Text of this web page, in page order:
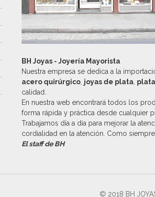
BH Joyas - Joyería Mayorista
Nuestra empresa se dedica a la
acero quirúrgico, joyas de plata,
calidad.
En nuestra web encontrará todos los
forma rápida y práctica desde cualquier
Trabajamos día a día para mejorar la
cordialidad en la atención. Como
El staff de BH
© 2018 BH